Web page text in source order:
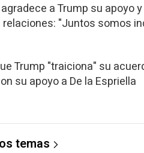
a Trump su apoyo
"Juntos somos
Trump "traiciona" su
su apoyo a De la Espriella
temas